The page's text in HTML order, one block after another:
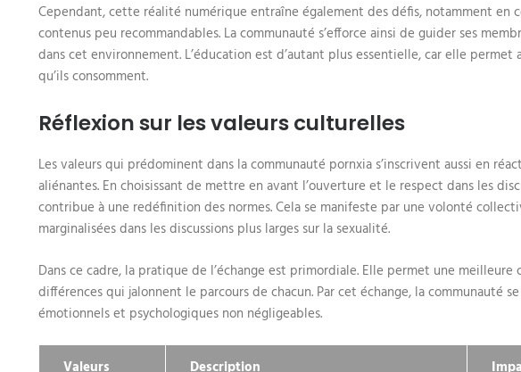
Cependant, cette réalité numérique entraîne également des défis, notamment en
contenus peu recommandables. La communauté s’efforce ainsi de guider ses
dans cet environnement. L’éducation est d’autant plus essentielle, car elle
qu’ils consomment.
Réflexion sur les valeurs culturelles
Les valeurs qui prédominent dans la communauté pornxia s’inscrivent aussi en
aliénantes. En choisissant de mettre en avant l’ouverture et le respect dans les
contribue à une redéfinition des normes. Cela se manifeste par une volonté
marginalisées dans les discussions plus larges sur la sexualité.
Dans ce cadre, la pratique de l’échange est primordiale. Elle permet une
différences qui jalonnent le parcours de chacun. Par cet échange, la communauté
émotionnels et psychologiques non négligeables.